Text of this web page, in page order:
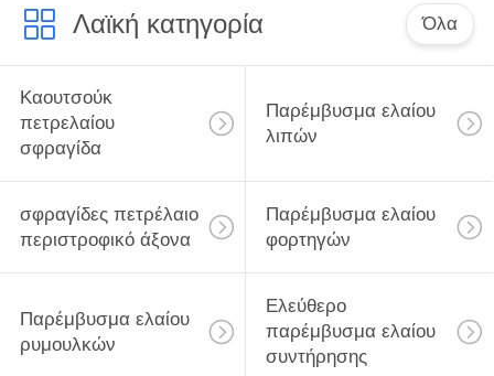
Λαϊκή κατηγορία Όλα
Καουτσούκ
πετρελαίου
σφραγίδα
Παρέμβυσμα ελαίου
λιπών
σφραγίδες πετρέλαιο
περιστροφικό άξονα
Παρέμβυσμα ελαίου
φορτηγών
Παρέμβυσμα ελαίου
ρυμουλκών
Ελεύθερο
παρέμβυσμα ελαίου
συντήρησης